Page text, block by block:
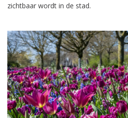
zichtbaar wordt in de stad.